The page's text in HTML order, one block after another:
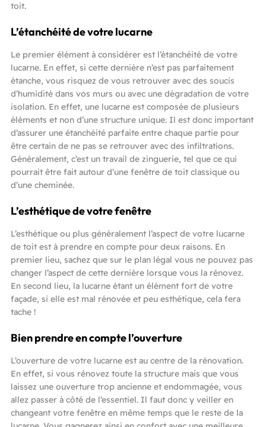
toit.
L’étanchéité de votre lucarne
Le premier élément à considérer est l’étanchéité de votre
lucarne. En effet, si cette dernière n’est pas parfaitement
étanche, vous risquez de vous retrouver avec des soucis
d’humidité dans vos murs ou avec une dégradation de votre
isolation. En effet, une lucarne est composée de plusieurs
éléments et non d’une structure unique. Il est donc important
d’assurer une étanchéité parfaite entre chaque partie pour
être certain de ne pas se retrouver avec des infiltrations.
Généralement, c’est un travail de zinguerie, tel que ce qui
pourrait être fait autour d’une fenêtre de toit classique ou
d’une cheminée.
L’esthétique de votre fenêtre
L’esthétique ou plus généralement l’aspect de votre lucarne
de toit est à prendre en compte pour deux raisons. En
premier lieu, sachez que sur le plan légal vous ne pouvez pas
changer l’aspect de cette dernière lorsque vous la rénovez.
En second lieu, la lucarne étant un élément fort de votre
façade, si elle est mal rénovée et peu esthétique, cela fera
tache !
Bien prendre en compte l’ouverture
L’ouverture de votre lucarne est au centre de la rénovation.
En effet, si vous rénovez toute la structure mais que vous
laissez une ouverture trop ancienne et endommagée, vous
allez passer à côté de l’essentiel. Il faut donc y veiller en
changeant votre fenêtre en même temps que le reste de la